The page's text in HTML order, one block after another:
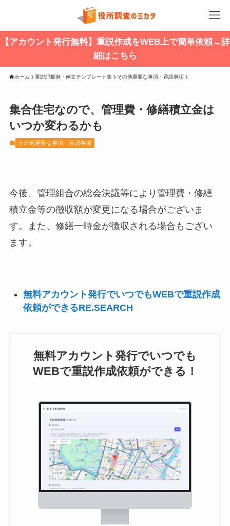
【アカウント発行無料】重説作成をWEB上で簡単依頼→詳
細はこちら
ホーム 重説記載例・例文テンプレート集 その他重要な事項・容認事項
集合住宅なので、管理費・修繕積立金は
いつか変わるかも
その他重要な事項・容認事項
今後、管理組合の総会決議等により管理費・修繕
積立金等の徴収額が変更になる場合がございま
す。また、修繕一時金が徴収される場合もござい
ます。
無料アカウント発行でいつでもWEBで重説作成
依頼ができるRE.SEARCH
無料アカウント発行でいつでも
WEBで重説作成依頼ができる！